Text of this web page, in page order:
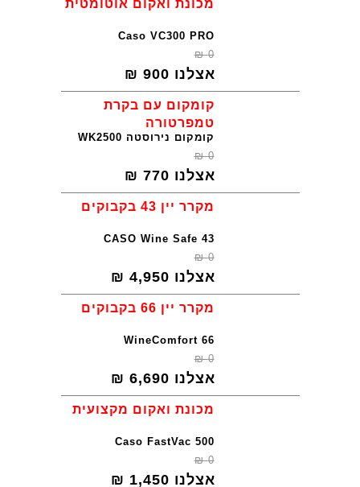
מכונת ואקום אוטומטית
Caso VC300 PRO
0
₪
אצלנו 900
₪
קומקום עם בקרת
טמפרטורה
קומקום נירוסטה WK2500
0
₪
אצלנו 770
₪
מקרר יין 43 בקבוקים
CASO Wine Safe 43
0
₪
אצלנו 4,950
₪
מקרר יין 66 בקבוקים
WineComfort 66
0
₪
אצלנו 6,690
₪
מכונת ואקום מקצועית
Caso FastVac 500
0
₪
אצלנו 1,450
₪